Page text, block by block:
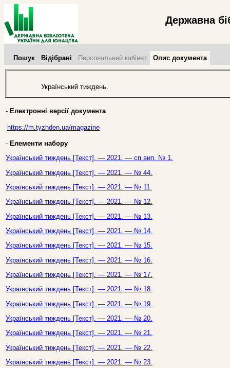
Державна
Пошук Відібрані Персональний кабінет Опис документа
Український тиждень.
- Електронні версії документа
https://m.tyzhden.ua/magazine
- Елементи набору
Український тиждень [Текст]. — 2021. — сп.вип. № 1.
Український тиждень [Текст]. — 2021. — № 44.
Український тиждень [Текст]. — 2021. — № 11.
Український тиждень [Текст]. — 2021. — № 12.
Український тиждень [Текст]. — 2021. — № 13.
Український тиждень [Текст]. — 2021. — № 14.
Український тиждень [Текст]. — 2021. — № 15.
Український тиждень [Текст]. — 2021. — № 16.
Український тиждень [Текст]. — 2021. — № 17.
Український тиждень [Текст]. — 2021. — № 18.
Український тиждень [Текст]. — 2021. — № 19.
Український тиждень [Текст]. — 2021. — № 20.
Український тиждень [Текст]. — 2021. — № 21.
Український тиждень [Текст]. — 2021. — № 22.
Український тиждень [Текст]. — 2021. — № 23.